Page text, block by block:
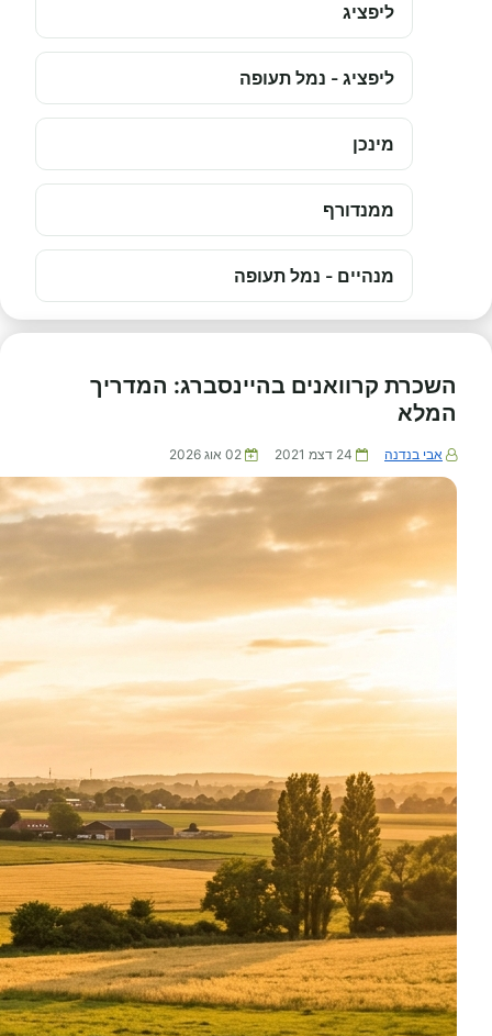
ליפציג
ליפציג - נמל תעופה
מינכן
ממנדורף
מנהיים - נמל תעופה
השכרת קרוואנים בהיינסברג: המדריך
המלא
אבי בנדנה 24 דצמ 2021 02 אוג 2026